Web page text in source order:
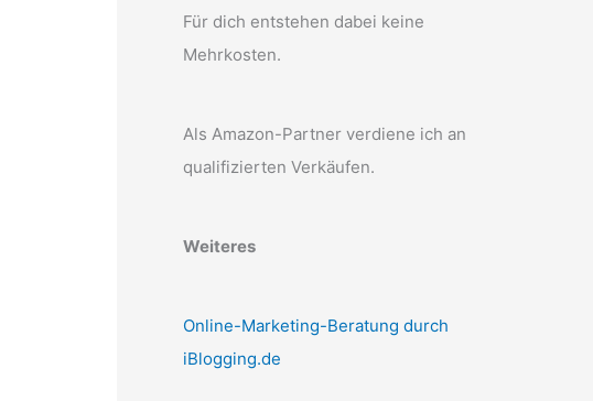
Für dich entstehen dabei keine
Mehrkosten.
Als Amazon-Partner verdiene ich an
qualifizierten Verkäufen.
Weiteres
Online-Marketing-Beratung durch
iBlogging.de